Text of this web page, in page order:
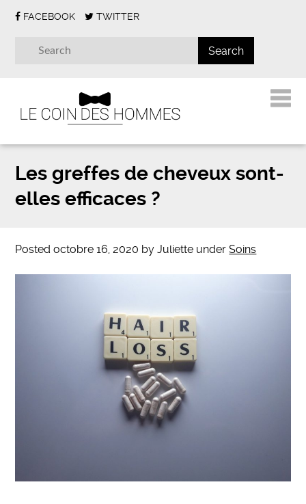
FACEBOOK TWITTER
Les greffes de cheveux sont-
elles efficaces ?
Postedoctobre 16, 2020 byJuliette underSoins